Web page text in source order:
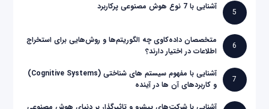
5
آشنایی با 7 نوع هوش مصنوعی پرکاربرد
6
متخصصان داده‌کاوی چه الگوریتم‌ها و روش‌هایی برای استخراج
اطلاعات در اختیار دارند؟
7
آشنایی با مفهوم سیستم های شناختی (Cognitive Systems)
و کاربردهای آن ها در آینده